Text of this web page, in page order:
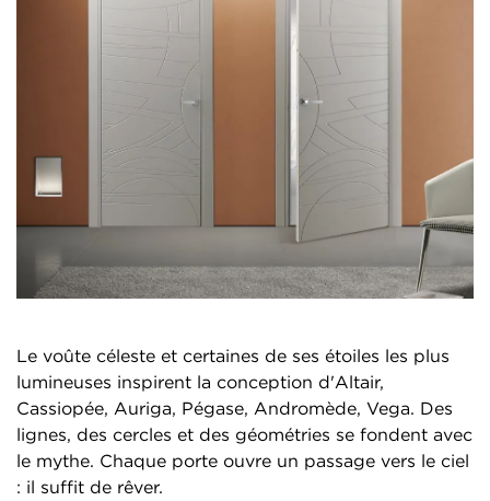
Le voûte céleste et certaines de ses étoiles les plus
lumineuses inspirent la conception d'Altair,
Cassiopée, Auriga, Pégase, Andromède, Vega. Des
lignes, des cercles et des géométries se fondent avec
le mythe. Chaque porte ouvre un passage vers le ciel
: il suffit de rêver.